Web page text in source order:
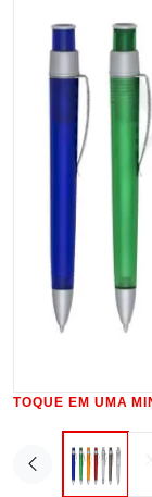
TOQUE EM UMA